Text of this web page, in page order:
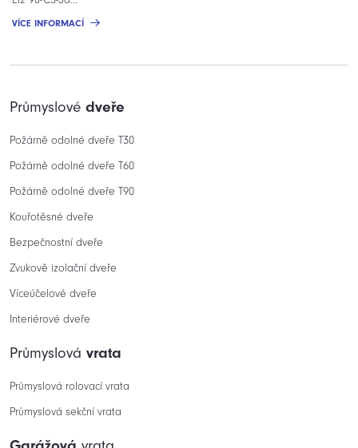
VÍCE INFORMACÍ
Průmyslové dveře
Požárně odolné dveře T30
Požárně odolné dveře T60
Požárně odolné dveře T90
Kouřotěsné dveře
Bezpečnostní dveře
Zvukově izolační dveře
Víceúčelové dveře
Interiérové dveře
Průmyslová vrata
Průmyslová rolovací vrata
Průmyslová sekční vrata